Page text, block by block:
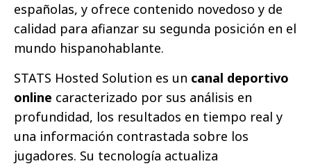
españolas, y ofrece contenido novedoso y de
calidad para afianzar su segunda posición en el
mundo hispanohablante.
STATS Hosted Solution es un canal deportivo
online caracterizado por sus análisis en
profundidad, los resultados en tiempo real y
una información contrastada sobre los
jugadores. Su tecnología actualiza